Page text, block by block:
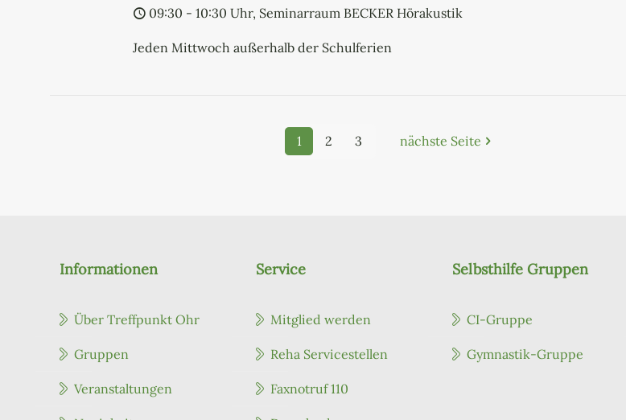
09:30 - 10:30 Uhr, Seminarraum BECKER Hörakustik
Jeden Mittwoch außerhalb der Schulferien
1 2 3 nächste Seite
Informationen
Über Treffpunkt Ohr
Gruppen
Veranstaltungen
Service
Mitglied werden
Reha Servicestellen
Faxnotruf 110
Selbsthilfe Gruppen
CI-Gruppe
Gymnastik-Gruppe